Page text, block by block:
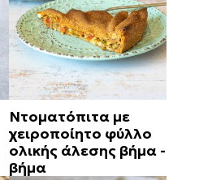
Ντοματόπιτα με
χειροποίητο φύλλο
ολικής άλεσης βήμα -
βήμα